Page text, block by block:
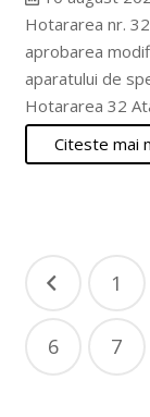
Hotararea nr.
aprobarea
aparatului de
Hotararea 32
Citeste mai
Navigare
articole
1
6 7